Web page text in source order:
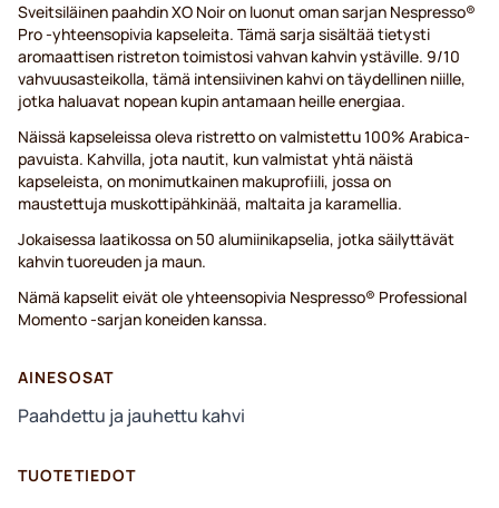
Sveitsiläinen paahdin XO Noir on luonut oman sarjan Nespresso®
Pro -yhteensopivia kapseleita. Tämä sarja sisältää tietysti
aromaattisen ristreton toimistosi vahvan kahvin ystäville. 9/10
vahvuusasteikolla, tämä intensiivinen kahvi on täydellinen niille,
jotka haluavat nopean kupin antamaan heille energiaa.
Näissä kapseleissa oleva ristretto on valmistettu 100% Arabica-
pavuista. Kahvilla, jota nautit, kun valmistat yhtä näistä
kapseleista, on monimutkainen makuprofiili, jossa on
maustettuja muskottipähkinää, maltaita ja karamellia.
Jokaisessa laatikossa on 50 alumiinikapselia, jotka säilyttävät
kahvin tuoreuden ja maun.
Nämä kapselit eivät ole yhteensopivia Nespresso® Professional
Momento -sarjan koneiden kanssa.
AINESOSAT
Paahdettu ja jauhettu kahvi
TUOTETIEDOT